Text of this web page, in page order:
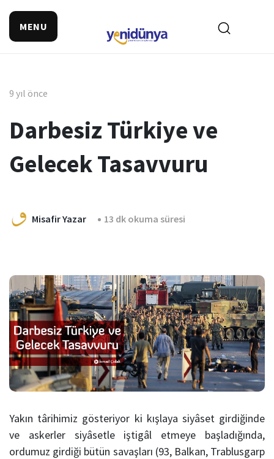
MENU
9 yıl önce
Darbesiz Türkiye ve
Gelecek Tasavvuru
Misafir Yazar 13 dk okuma süresi
Yakın târihimiz gösteriyor ki kışlaya siyâset girdiğinde
ve askerler siyâsetle iştigâl etmeye başladığında,
ordumuz girdiği bütün savaşları (93, Balkan, Trablusgarp